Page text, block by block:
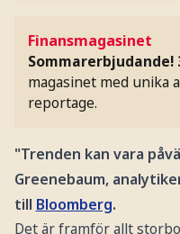
Finansmagasinet
magasinet med unika
reportage.
"Trenden kan vara
Greenebaum,
till Bloomberg.
Det är framför allt